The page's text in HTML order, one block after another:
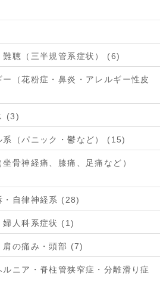
難聴（三半規管系症状） (6)
ー（花粉症・鼻炎・アレルギー性皮
(3)
系（パニック・鬱など） (15)
坐骨神経痛、膝痛、足痛など）
・自律神経系 (28)
婦人科系症状 (1)
肩の痛み・頭部 (7)
ルニア・脊柱管狭窄症・分離滑り症